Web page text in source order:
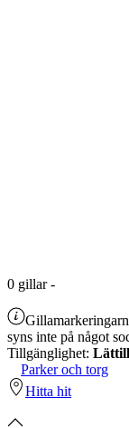
0 gillar-
syns inte på något
Tillgänglighet:
Parker och torg
Hitta hit